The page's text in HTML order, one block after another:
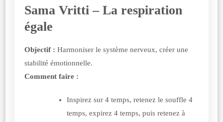
Sama Vritti – La respiration
égale
Objectif : Harmoniser le système nerveux, créer une
stabilité émotionnelle.
Comment faire :
Inspirez sur 4 temps, retenez le souffle 4
temps, expirez 4 temps, puis retenez à